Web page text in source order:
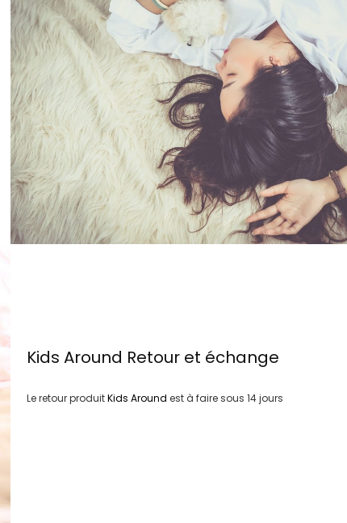
Kids Around Retour et échange
Le retour produitKids Around est à faire sous 14 jours